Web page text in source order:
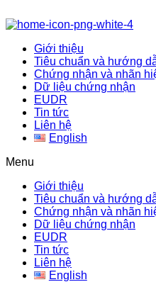
Giới thiệu
Tiêu chuẩn và hướng
Chứng nhận và nhãn
Dữ liệu chứng nhận
EUDR
Tin tức
Liên hệ
English
Menu
Giới thiệu
Tiêu chuẩn và hướng
Chứng nhận và nhãn
Dữ liệu chứng nhận
EUDR
Tin tức
Liên hệ
English